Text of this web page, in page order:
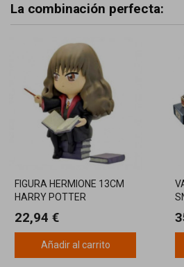
La combinación perfecta:
FIGURA HERMIONE 13CM
HARRY POTTER
22,94 €
Añadir al carrito